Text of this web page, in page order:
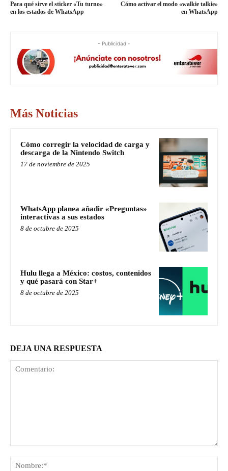
Para qué sirve el sticker «Tu turno»
en los estados de WhatsApp
Cómo activar el modo «walkie talkie»
en WhatsApp
- Publicidad -
Más Noticias
Cómo corregir la velocidad de carga y
descarga de la Nintendo Switch
17 de noviembre de 2025
WhatsApp planea añadir «Preguntas»
interactivas a sus estados
8 de octubre de 2025
Hulu llega a México: costos, contenidos
y qué pasará con Star+
8 de octubre de 2025
DEJA UNA RESPUESTA